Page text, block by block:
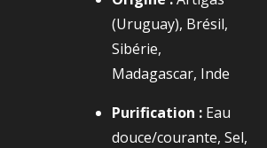
(Uruguay), Brésil,
Sibérie,
Madagascar, Inde
Purification : Eau
douce/courante, Sel,